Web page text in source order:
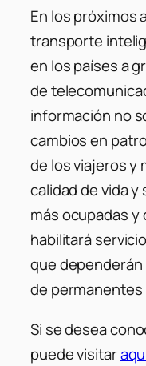
En los próximos
transporte
en los países a
de
información no
cambios en
de los viajeros y
calidad de vida
más ocupadas
habilitará
que dependerán
de
Si se desea
puede visitar